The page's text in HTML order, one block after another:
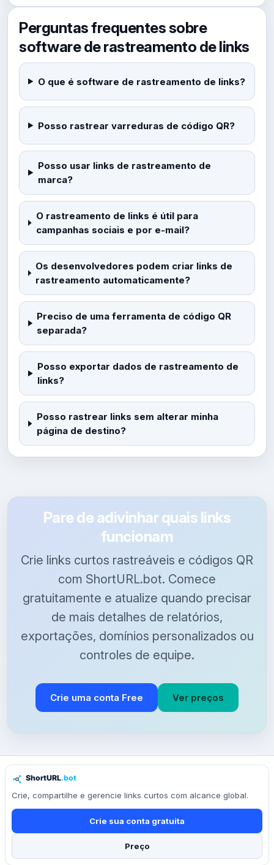
Perguntas frequentes sobre
software de rastreamento de links
O que é software de rastreamento de links?
Posso rastrear varreduras de código QR?
Posso usar links de rastreamento de
marca?
O rastreamento de links é útil para
campanhas sociais e por e-mail?
Os desenvolvedores podem criar links de
rastreamento automaticamente?
Preciso de uma ferramenta de código QR
separada?
Posso exportar dados de rastreamento de
links?
Posso rastrear links sem alterar minha
página de destino?
Pare de adivinhar quais links
funcionam
Crie links curtos rastreáveis ​​e códigos QR
com ShortURL.bot. Comece
gratuitamente e atualize quando precisar
de mais detalhes de relatórios,
exportações, domínios personalizados ou
controles de equipe.
Crie uma conta Free Ver preços
Crie, compartilhe e gerencie links curtos com alcance global.
Crie sua conta gratuita
Preço